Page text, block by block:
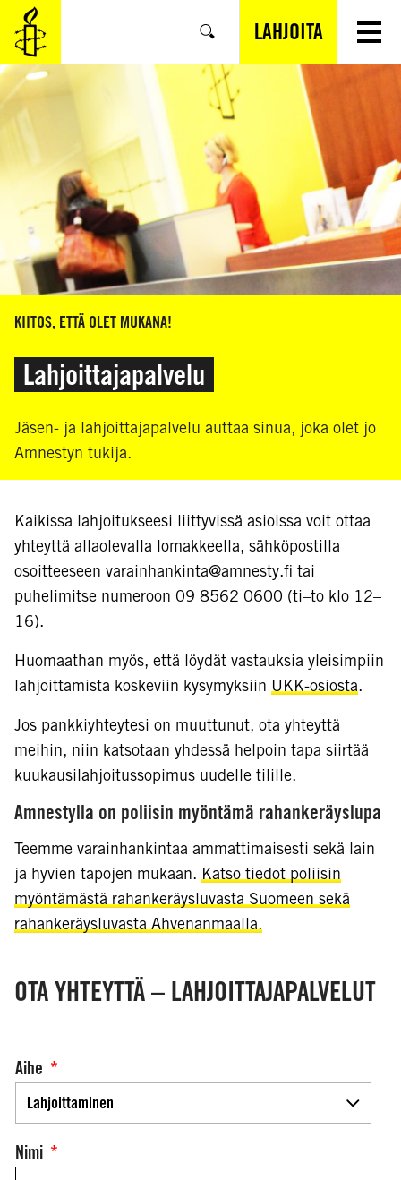
SIIRRY
VARSINAISEEN
SISÄLTÖÖN
Hae LAHJOITA
KIITOS, ETTÄ OLET MUKANA!
Lahjoittajapalvelu
Jäsen- ja lahjoittajapalvelu auttaa sinua, joka olet jo
Amnestyn tukija.
Kaikissa lahjoitukseesi liittyvissä asioissa voit ottaa
yhteyttä allaolevalla lomakkeella, sähköpostilla
osoitteeseen varainhankinta@amnesty.fi tai
puhelimitse numeroon 09 8562 0600 (ti–to klo 12–
16).
Huomaathan myös, että löydät vastauksia yleisimpiin
lahjoittamista koskeviin kysymyksiin UKK-osiosta.
Jos pankkiyhteytesi on muuttunut, ota yhteyttä
meihin, niin katsotaan yhdessä helpoin tapa siirtää
kuukausilahjoitussopimus uudelle tilille.
Amnestylla on poliisin myöntämä rahankeräyslupa
Teemme varainhankintaa ammattimaisesti sekä lain
ja hyvien tapojen mukaan. Katso tiedot poliisin
myöntämästä rahankeräysluvasta Suomeen sekä
rahankeräysluvasta Ahvenanmaalla.
OTA YHTEYTTÄ – LAHJOITTAJAPALVELUT
Aihe *
Nimi *